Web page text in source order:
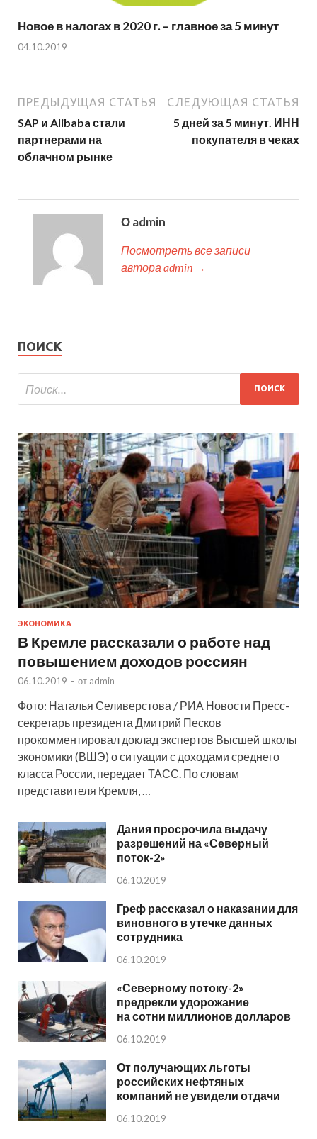
Новое в налогах в 2020 г. – главное за 5 минут
04.10.2019
ПРЕДЫДУЩАЯ СТАТЬЯ
SAP и Alibaba стали
партнерами на
облачном рынке
СЛЕДУЮЩАЯ СТАТЬЯ
5 дней за 5 минут. ИНН
покупателя в чеках
О admin
Посмотреть все записи
автора admin →
ПОИСК
ЭКОНОМИКА
В Кремле рассказали о работе над
повышением доходов россиян
06.10.2019 - от admin
Фото: Наталья Селиверстова / РИА Новости Пресс-
секретарь президента Дмитрий Песков
прокомментировал доклад экспертов Высшей школы
экономики (ВШЭ) о ситуации с доходами среднего
класса России, передает ТАСС. По словам
представителя Кремля, …
Дания просрочила выдачу
разрешений на «Северный
поток-2»
06.10.2019
Греф рассказал о наказании для
виновного в утечке данных
сотрудника
06.10.2019
«Северному потоку-2»
предрекли удорожание
на сотни миллионов долларов
06.10.2019
От получающих льготы
российских нефтяных
компаний не увидели отдачи
06.10.2019